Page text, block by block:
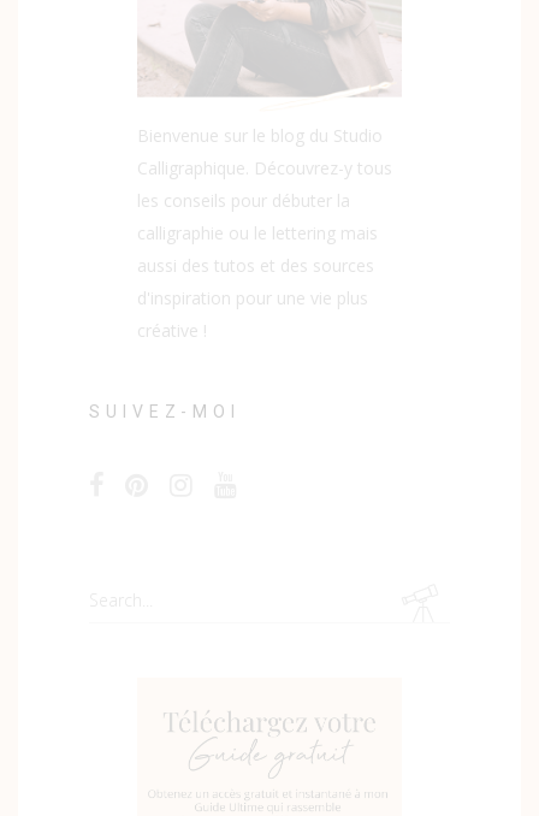
Bienvenue sur le blog du Studio
Calligraphique. Découvrez-y tous
les conseils pour débuter la
calligraphie ou le lettering mais
aussi des tutos et des sources
d'inspiration pour une vie plus
créative !
SUIVEZ-MOI
Search